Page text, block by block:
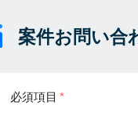
案件お問い合
必須項目